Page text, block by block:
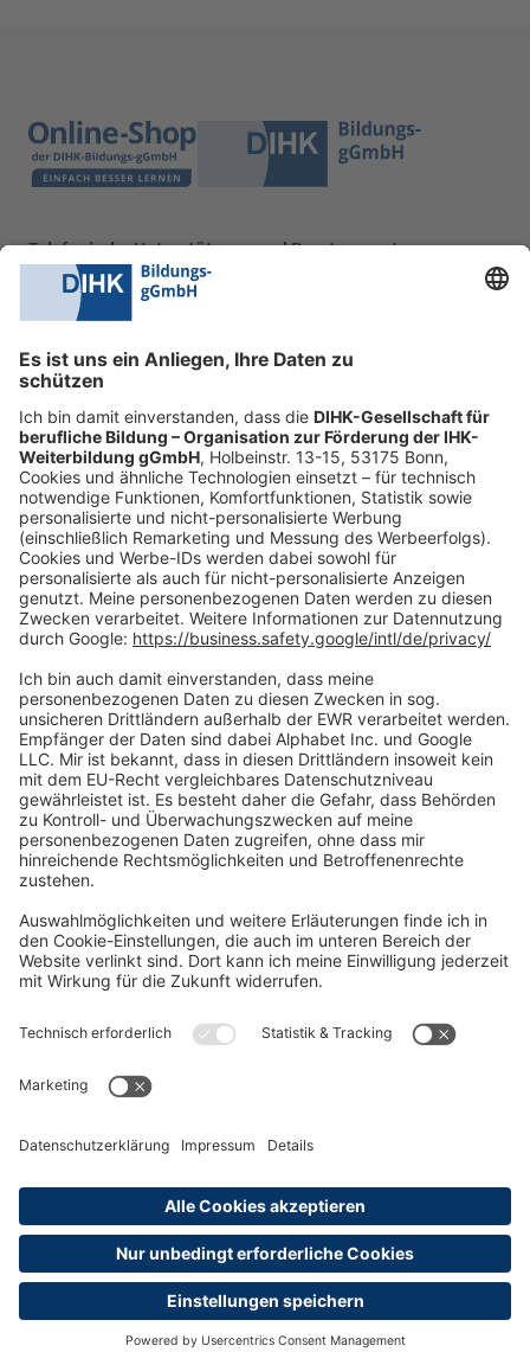
Telefonische Unterstützung und Beratung unter:
0228 6205 205
Fr.:
09:00-14:00 Uhr
shop@dihk-bildung.shop
Vertrag widerrufen
Zahlungsarten
Social Media
Oft Gesucht
Rund um die Prüfung
Datenschutzerklärung
Widerrufsrecht
Versandinformationen
Erklärung zur Barrierefreiheit
Abonnements hier kündigen
Cookie-Einstellungen
Alle Preise sind inkl. MwSt. und ggf. zzgl.Versandkosten